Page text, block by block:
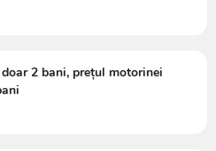
2 bani, prețul motorinei